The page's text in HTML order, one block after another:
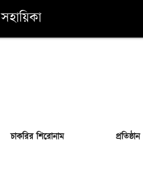
সহায়িকা
চাকরির শিরোনাম প্রতিষ্ঠান